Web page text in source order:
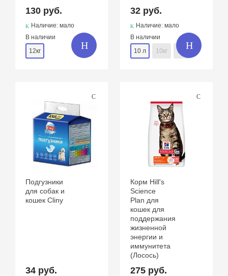
130 руб.
Наличие: мало
В наличии
12кг
32 руб.
Наличие: мало
В наличии
10 л
10кг 5 л
Подгузники
для собак и
кошек Cliny
34 руб.
Корм Hill's
Science
Plan для
кошек для
поддержания
жизненной
энергии и
иммунитета
(Лосось)
275 руб.